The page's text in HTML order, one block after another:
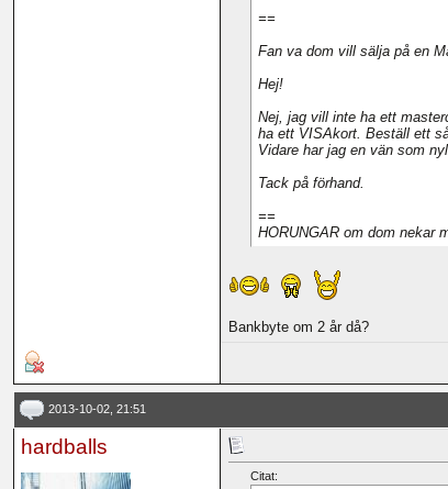
==
Fan va dom vill sälja på en
Hej!
Nej, jag vill inte ha ett
ha ett VISAkort. Beställ ett
Vidare har jag en vän som
Tack på förhand.
==
HORUNGAR om dom nekar
Bankbyte om 2 år då?
2013-10-02, 21:51
hardballs
Citat: